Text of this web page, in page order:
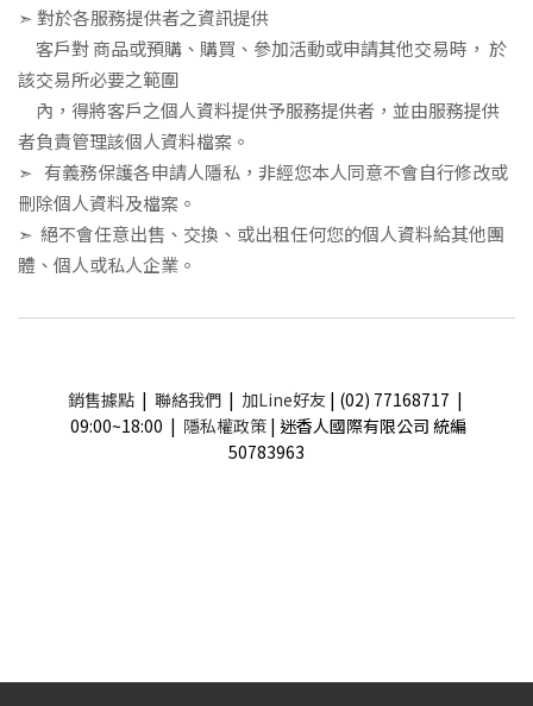
➣對於各服務提供者之資訊提供
客戶對商品或預購、購買、參加活動或申請其他交易時， 於
該交易所必要之範圍
內，得將客戶之個人資料提供予服務提供者，並由服務提供
者負責管理該個人資料檔案。
➣ 有義務保護各申請人隱私，非經您本人同意不會自行修改或
刪除個人資料及檔案。
➣ 絕不會任意出售、交換、或出租任何您的個人資料給其他團
體、個人或私人企業。
銷售據點| 聯絡我們| 加Line好友 | (02) 77168717 |
09:00~18:00 | 隱私權政策 | 迷香人國際有限公司 統編
50783963